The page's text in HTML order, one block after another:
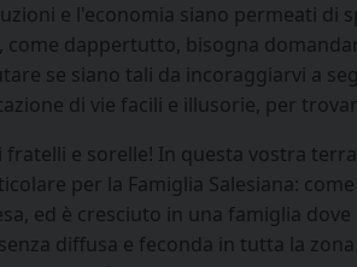
e l'economia siano permeati di
come dappertutto, bisogna
se siano tali da incoraggiarvi a
di vie facili e illusorie, per
fratelli e sorelle! In questa vostra
per la Famiglia Salesiana:
ed è cresciuto in una famiglia
diffusa e feconda in tutta la